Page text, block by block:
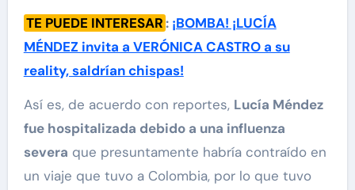
TE PUEDE INTERESAR: ¡BOMBA! ¡LUCÍA
MÉNDEZ invita a VERÓNICA CASTRO a su
reality, saldrían chispas!
Así es, de acuerdo con reportes, Lucía Méndez
fue hospitalizada debido a una influenza
severa que presuntamente habría contraído en
un viaje que tuvo a Colombia, por lo que tuvo